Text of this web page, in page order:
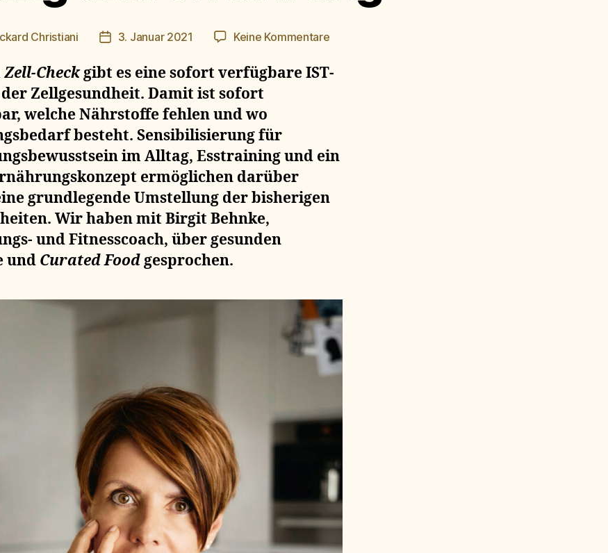
Christiani Beitragsdatum
3. Januar 2021 Keine Kommentarezu
und
Zell-Checkgibt es eine sofort verfügbare IST-
Zellgesundheit. Damit ist sofort
welche Nährstoffe fehlen und wo
besteht. Sensibilisierung für
im Alltag, Esstraining und ein
ermöglichen darüber
grundlegende Umstellung der bisherigen
Wir haben mit Birgit Behnke,
und Fitnesscoach, über gesunden
und Curated Foodgesprochen.